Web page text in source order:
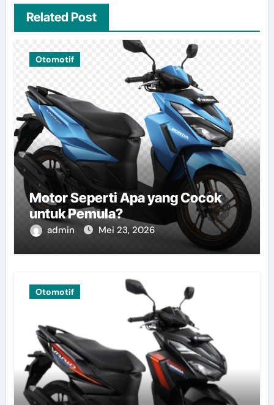
Related Post
Otomotif
Motor Seperti Apa yang Cocok
untuk Pemula?
admin Mei 23, 2026
Otomotif